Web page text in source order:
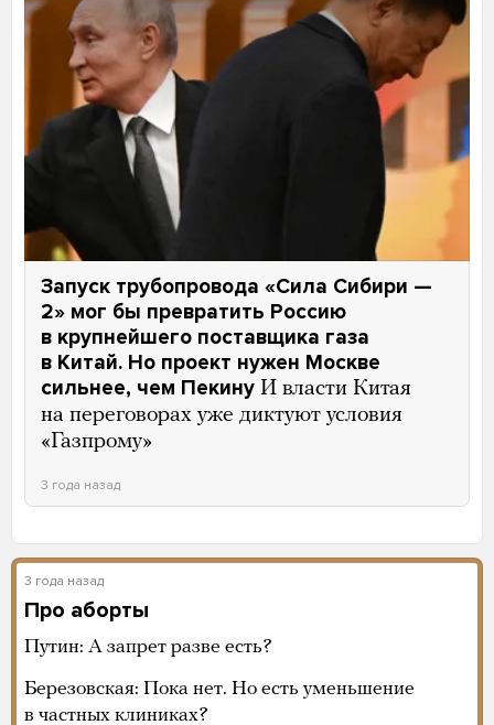
Запуск трубопровода «Сила Сибири —
2» мог бы превратить Россию
в крупнейшего поставщика газа
в Китай. Но проект нужен Москве
сильнее, чем Пекину И власти Китая
на переговорах уже диктуют условия
«Газпрому»
3 года назад
3 года назад
Про аборты
Путин: А запрет разве есть?
Березовская: Пока нет. Но есть уменьшение
в частных клиниках?